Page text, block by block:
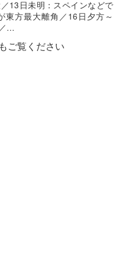
13日未明：スペインなどで
東方最大離角／16日夕方～
…
ご覧ください